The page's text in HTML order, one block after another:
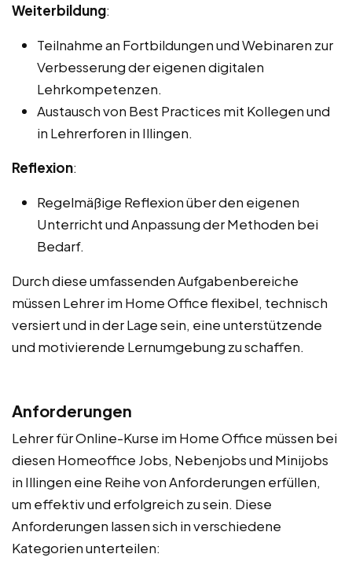
Weiterbildung:
Teilnahme an Fortbildungen und Webinaren zur
Verbesserung der eigenen digitalen
Lehrkompetenzen.
Austausch von Best Practices mit Kollegen und
in Lehrerforen in Illingen.
Reflexion:
Regelmäßige Reflexion über den eigenen
Unterricht und Anpassung der Methoden bei
Bedarf.
Durch diese umfassenden Aufgabenbereiche
müssen Lehrer im Home Office flexibel, technisch
versiert und in der Lage sein, eine unterstützende
und motivierende Lernumgebung zu schaffen.
Anforderungen
Lehrer für Online-Kurse im Home Office müssen bei
diesen Homeoffice Jobs, Nebenjobs und Minijobs
in Illingen eine Reihe von Anforderungen erfüllen,
um effektiv und erfolgreich zu sein. Diese
Anforderungen lassen sich in verschiedene
Kategorien unterteilen: